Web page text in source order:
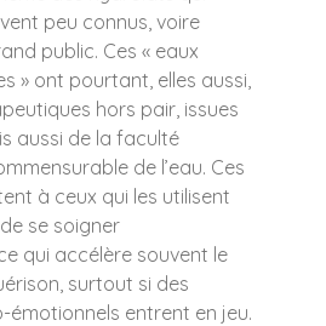
peu connus, voire
public. Ces « eaux
» ont pourtant, elles aussi,
hors pair, issues
aussi de la faculté
de l’eau. Ces
à ceux qui les utilisent
se soigner
qui accélère souvent le
surtout si des
entrent en jeu.